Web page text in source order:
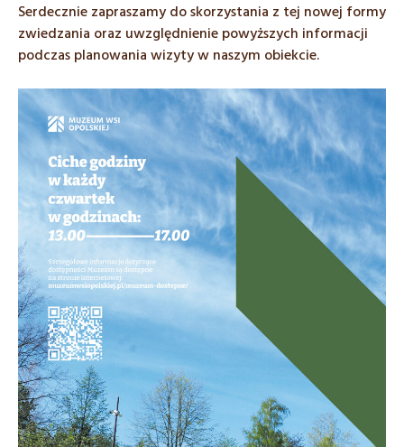
Serdecznie zapraszamy do skorzystania z tej nowej formy
zwiedzania oraz uwzględnienie powyższych informacji
podczas planowania wizyty w naszym obiekcie.